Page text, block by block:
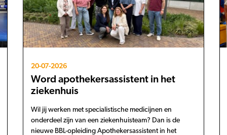
20-07-2026
Word apothekersassistent in het
ziekenhuis
Wil jij werken met specialistische medicijnen en
onderdeel zijn van een ziekenhuisteam? Dan is de
nieuwe BBL-opleiding Apothekersassistent in het